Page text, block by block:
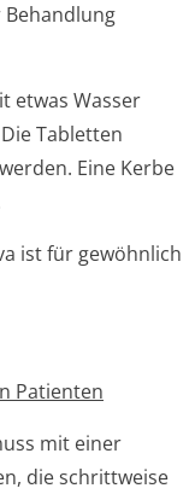
etwas Wasser
Tabletten
Eine Kerbe
ist für gewöhnlich
Patienten
mit einer
die schrittweise